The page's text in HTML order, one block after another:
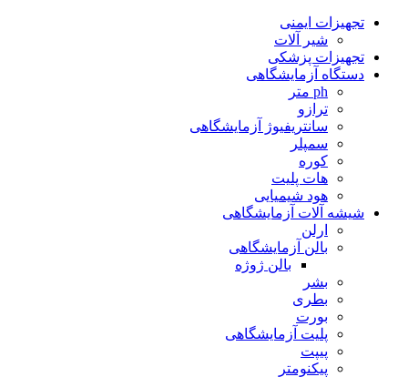
تجهیزات ایمنی
شیر آلات
تجهیزات پزشکی
دستگاه آزمایشگاهی
ph متر
ترازو
سانتریفیوژ آزمایشگاهی
سمپلر
کوره
هات پلیت
هود شیمیایی
شیشه آلات آزمایشگاهی
ارلن
بالن آزمایشگاهی
بالن ژوژه
بشر
بطری
بورت
پلیت آزمایشگاهی
پیپت
پیکنومتر